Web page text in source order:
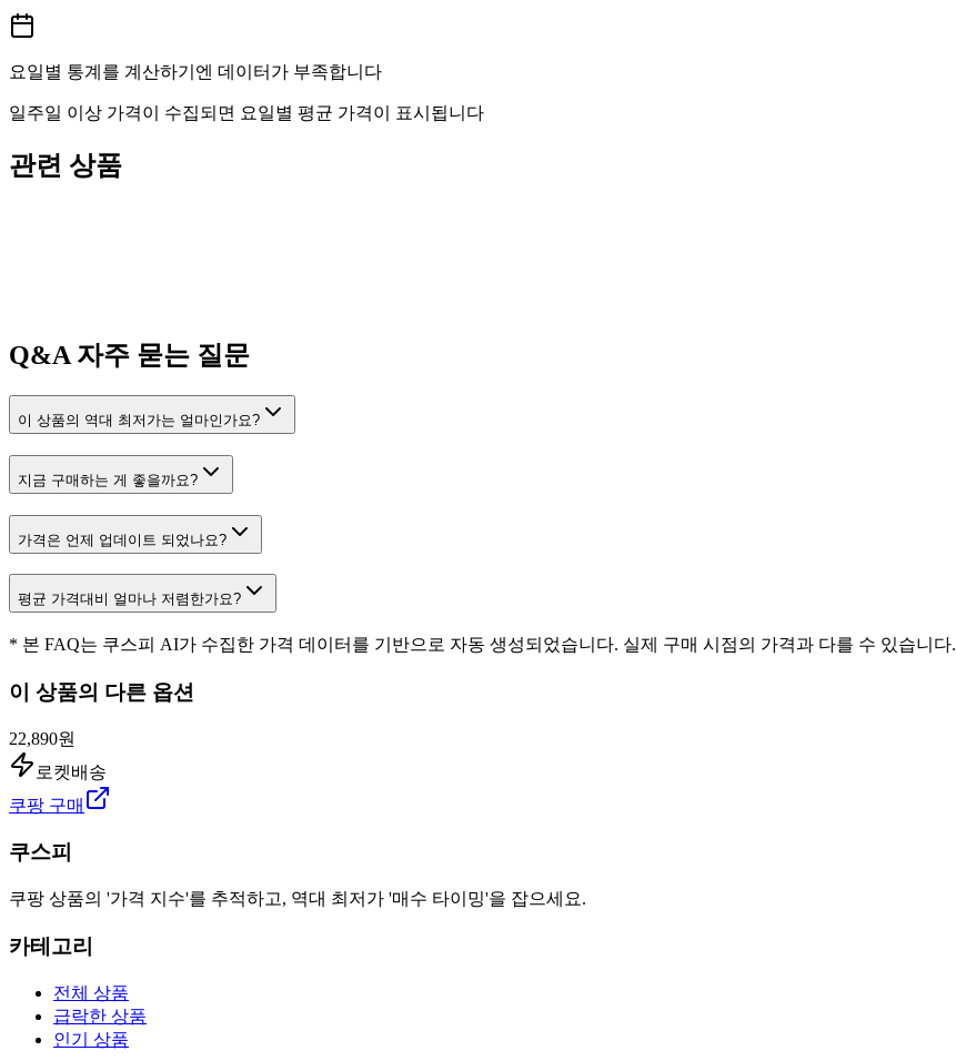
요일별 통계를 계산하기엔 데이터가 부족합니다
일주일 이상 가격이 수집되면 요일별 평균 가격이 표시됩니다
관련 상품
Q&A자주 묻는 질문
이 상품의 역대 최저가는 얼마인가요?
지금 구매하는 게 좋을까요?
가격은 언제 업데이트 되었나요?
평균 가격대비 얼마나 저렴한가요?
* 본 FAQ는 쿠스피 AI가 수집한 가격 데이터를 기반으로 자동 생성되었습니다. 실제 구매 시점의 가격과 다를 수 있습니다.
이 상품의 다른 옵션
22,890원
로켓배송
쿠팡 구매
쿠스피
쿠팡 상품의 '가격 지수'를 추적하고, 역대 최저가 '매수 타이밍'을 잡으세요.
카테고리
전체 상품
급락한 상품
인기 상품